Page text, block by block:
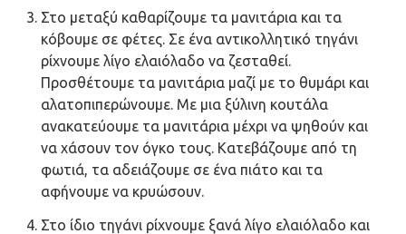
Στο μεταξύ καθαρίζουμε τα μανιτάρια και τα
κόβουμε σε φέτες. Σε ένα αντικολλητικό τηγάνι
ρίχνουμε λίγο ελαιόλαδο να ζεσταθεί.
Προσθέτουμε τα μανιτάρια μαζί με το θυμάρι και
αλατοπιπερώνουμε. Με μια ξύλινη κουτάλα
ανακατεύουμε τα μανιτάρια μέχρι να ψηθούν και
να χάσουν τον όγκο τους. Κατεβάζουμε από τη
φωτιά, τα αδειάζουμε σε ένα πιάτο και τα
αφήνουμε να κρυώσουν.
Στο ίδιο τηγάνι ρίχνουμε ξανά λίγο ελαιόλαδο και